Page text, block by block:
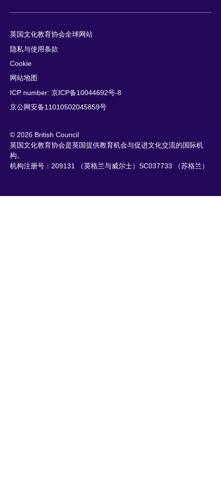
英国文化教育协会全球网站
隐私与使用条款
Cookie
网站地图
ICP number: 京ICP备10044692号-8
京公网安备11010502045859号
© 2026 British Council
英国文化教育协会是英国提供教育机会与促进文化交流的国际机
构。
机构注册号：209131 （英格兰与威尔士）SC037733 （苏格兰）